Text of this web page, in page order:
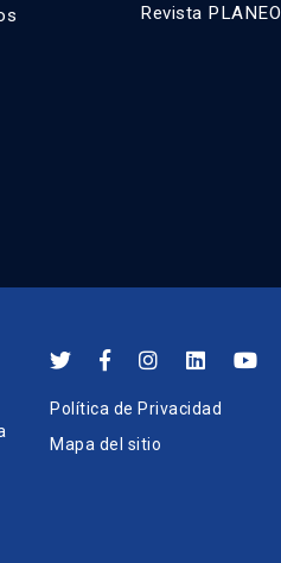
Revista PLANEO
Política de Privacidad
Mapa del sitio